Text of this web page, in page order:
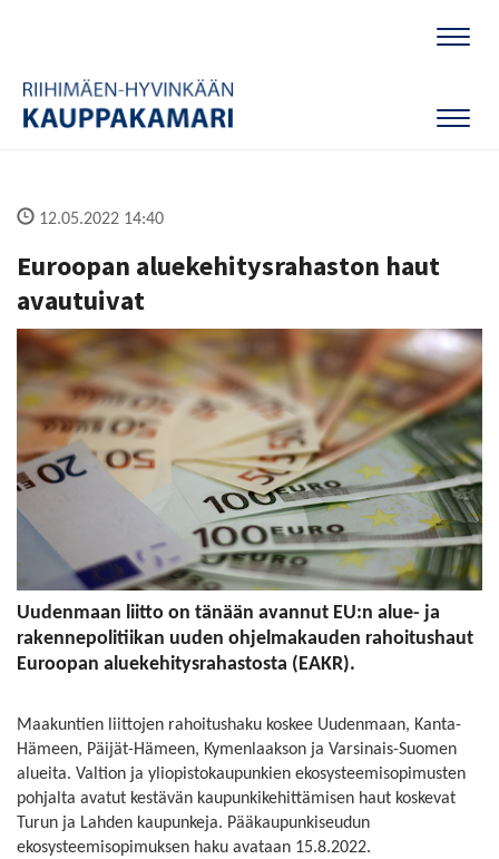
12.05.2022 14:40
Euroopan aluekehitysrahaston haut
avautuivat
Uudenmaan liitto on tänään avannut EU:n alue- ja
rakennepolitiikan uuden ohjelmakauden rahoitushaut
Euroopan aluekehitysrahastosta (EAKR).
Maakuntien liittojen rahoitushaku koskee Uudenmaan, Kanta-
Hämeen, Päijät-Hämeen, Kymenlaakson ja Varsinais-Suomen
alueita. Valtion ja yliopistokaupunkien ekosysteemisopimusten
pohjalta avatut kestävän kaupunkikehittämisen haut koskevat
Turun ja Lahden kaupunkeja. Pääkaupunkiseudun
ekosysteemisopimuksen haku avataan 15.8.2022.